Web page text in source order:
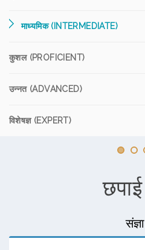
माध्यमिक (INTERMEDIATE)
कुशल (PROFICIENT)
उन्नत (ADVANCED)
विशेषज्ञ (EXPERT)
छपाई
संज्ञा